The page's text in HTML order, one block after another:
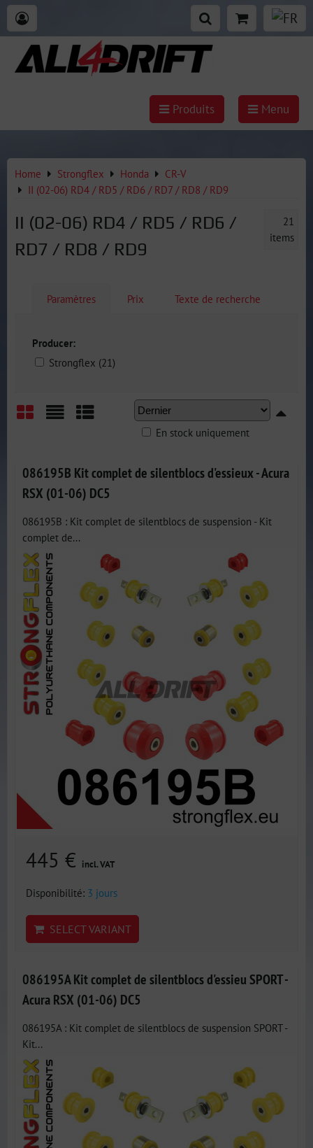
Produits Menu
Home Strongflex Honda
CR-V
II (02-06) RD4 / RD5 / RD6 / RD7 / RD8 / RD9
II (02-06) RD4 / RD5 / RD6 /
RD7 / RD8 / RD9
21
items
Paramètres Prix Texte de recherche
Producer:
Strongflex (21)
En stock uniquement
086195B Kit complet de silentblocs d'essieux - Acura
RSX (01-06) DC5
086195B : Kit complet de silentblocs de suspension - Kit
complet de...
445 € incl. VAT
Disponibilité: 3 jours
SELECT VARIANT
086195A Kit complet de silentblocs d'essieu SPORT -
Acura RSX (01-06) DC5
086195A : Kit complet de silentblocs de suspension SPORT -
Kit...